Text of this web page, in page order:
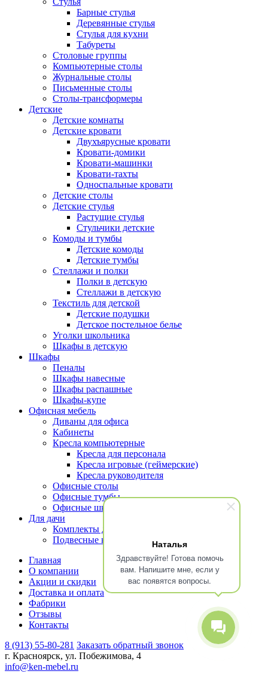
Наталья
Здравствуйте! Готова помочь
вам. Напишите мне, если у
вас появятся вопросы.
Барные стулья
Деревянные стулья
Стулья для кухни
Табуреты
Столовые группы
Компьютерные столы
Журнальные столы
Письменные столы
Столы-трансформеры
Детские
Детские комнаты
Детские кровати
Двухъярусные кровати
Кровати-домики
Кровати-машинки
Кровати-тахты
Односпальные кровати
Детские столы
Детские стулья
Растущие стулья
Стульчики детские
Комоды и тумбы
Детские комоды
Детские тумбы
Стеллажи и полки
Полки в детскую
Стеллажи в детскую
Текстиль для детской
Детские подушки
Детское постельное белье
Уголки школьника
Шкафы в детскую
Шкафы
Пеналы
Шкафы навесные
Шкафы распашные
Шкафы-купе
Офисная мебель
Диваны для офиса
Кабинеты
Кресла компьютерные
Кресла для персонала
Кресла игровые (геймерские)
Кресла руководителя
Офисные столы
Офисные тумбы
Офисные шкафы и стеллажи
Для дачи
Комплекты для террасы
Подвесные кресла
Главная
О компании
Акции и скидки
Доставка и оплата
Фабрики
Отзывы
Контакты
8 (913) 55-80-281 Заказать обратный звонок
г. Красноярск, ул. Побежимова, 4
info@ken-mebel.ru